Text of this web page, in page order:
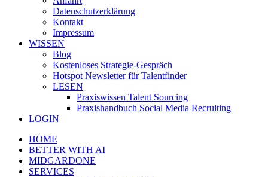
Datenschutzerklärung
Kontakt
Impressum
WISSEN
Blog
Kostenloses Strategie-Gespräch
Hotspot Newsletter für Talentfinder
LESEN
Praxiswissen Talent Sourcing
Praxishandbuch Social Media Recruiting
LOGIN
HOME
BETTER WITH AI
MIDGARDONE
SERVICES